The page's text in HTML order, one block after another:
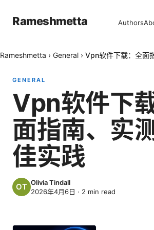
Rameshmetta Authors
Rameshmetta › General › Vpn软件下载：全面
GENERAL
Vpn软件下
面指南、实
佳实践
Olivia Tindall
2026年4月6日 · 2 min read